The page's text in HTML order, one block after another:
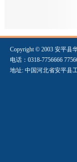
Copyright © 2003 安平县
电话：0318-7756666
地址: 中国河北省安平县